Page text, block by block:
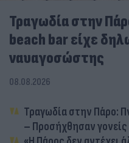
Τραγωδία στην
beach bar είχε
ναυαγοσώστης
08.08.2026
Τραγωδία στην Πάρο:
– Προσήχθησαν γονείς